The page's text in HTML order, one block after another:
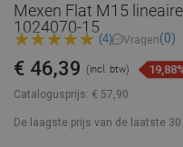
Mexen Flat M15
1024070-15
(4) Vragen(0)
Catalogusprijs: € 57,90
€ 46,39 (incl. btw)
De laagste prijs van de laatste